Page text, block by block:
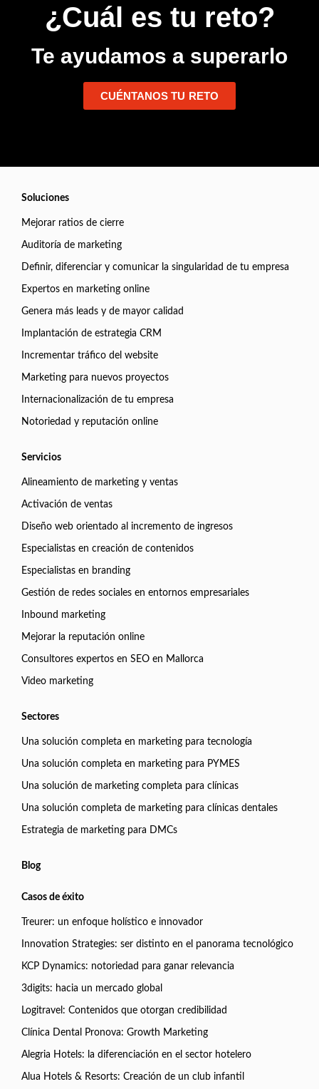
¿Cuál es tu reto?
Te ayudamos a superarlo
CUÉNTANOS TU RETO
Soluciones
Mejorar ratios de cierre
Auditoría de marketing
Definir, diferenciar y comunicar la singularidad de tu empresa
Expertos en marketing online
Genera más leads y de mayor calidad
Implantación de estrategia CRM
Incrementar tráfico del website
Marketing para nuevos proyectos
Internacionalización de tu empresa
Notoriedad y reputación online
Servicios
Alineamiento de marketing y ventas
Activación de ventas
Diseño web orientado al incremento de ingresos
Especialistas en creación de contenidos
Especialistas en branding
Gestión de redes sociales en entornos empresariales
Inbound marketing
Mejorar la reputación online
Consultores expertos en SEO en Mallorca
Video marketing
Sectores
Una solución completa en marketing para tecnología
Una solución completa en marketing para PYMES
Una solución de marketing completa para clínicas
Una solución completa de marketing para clínicas dentales
Estrategia de marketing para DMCs
Blog
Casos de éxito
Treurer: un enfoque holístico e innovador
Innovation Strategies: ser distinto en el panorama tecnológico
KCP Dynamics: notoriedad para ganar relevancia
3digits: hacia un mercado global
Logitravel: Contenidos que otorgan credibilidad
Clínica Dental Pronova: Growth Marketing
Alegria Hotels: la diferenciación en el sector hotelero
Alua Hotels & Resorts: Creación de un club infantil